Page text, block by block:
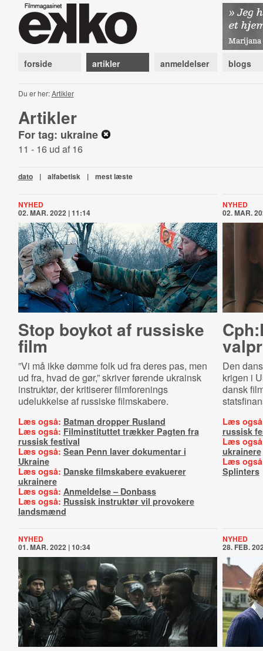
forside artikler anmeldelser blogs
Du er her:Artikler
Artikler
For tag: ukraine
11 - 16 ud af 16
dato | alfabetisk | mest læste
NYHED
02. MAR. 2022 | 11:14
Stop boykot af russiske
film
”Vi må ikke dømme folk ud fra deres pas, men
ud fra, hvad de gør,” skriver førende ukrainsk
instruktør, der kritiserer filmforenings
udelukkelse af russiske filmskabere.
Læs også: Batman dropper Rusland
Læs også: Filminstituttet trækker Pagten fra
russisk festival
Læs også: Sean Penn laver dokumentar i
Ukraine
Læs også: Danske filmskabere evakuerer
ukrainere
Læs også: Anmeldelse – Donbass
Læs også: Russisk instruktør vil provokere
landsmænd
NYHED
02. MAR.
Den
krigen i
dansk
Læs
russisk
Læs
ukrainere
Læs
Splinters
NYHED
01. MAR. 2022 | 10:34
NYHED
28. FEB.